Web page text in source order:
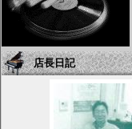
店長日記